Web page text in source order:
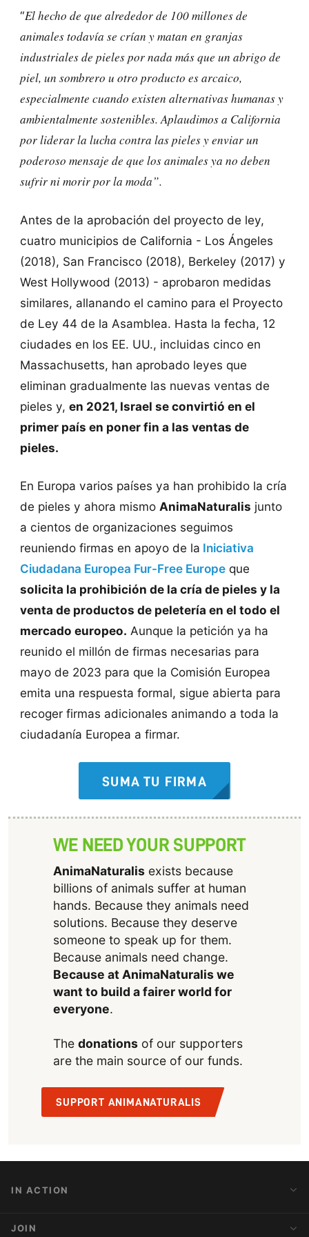
“El hecho de que alrededor de 100 millones de
animales todavía se crían y matan en granjas
industriales de pieles por nada más que un abrigo de
piel, un sombrero u otro producto es arcaico,
especialmente cuando existen alternativas humanas y
ambientalmente sostenibles. Aplaudimos a California
por liderar la lucha contra las pieles y enviar un
poderoso mensaje de que los animales ya no deben
sufrir ni morir por la moda”.
Antes de la aprobación del proyecto de ley,
cuatro municipios de California - Los Ángeles
(2018), San Francisco (2018), Berkeley (2017) y
West Hollywood (2013) - aprobaron medidas
similares, allanando el camino para el Proyecto
de Ley 44 de la Asamblea. Hasta la fecha, 12
ciudades en los EE. UU., incluidas cinco en
Massachusetts, han aprobado leyes que
eliminan gradualmente las nuevas ventas de
pieles y, en 2021, Israel se convirtió en el
primer país en poner fin a las ventas de
pieles.
En Europa varios países ya han prohibido la cría
de pieles y ahora mismo AnimaNaturalis junto
a cientos de organizaciones seguimos
reuniendo firmas en apoyo de la Iniciativa
Ciudadana Europea Fur-Free Europeque
solicita la prohibición de la cría de pieles y la
venta de productos de peletería en el todo el
mercado europeo. Aunque la petición ya ha
reunido el millón de firmas necesarias para
mayo de 2023 para que la Comisión Europea
emita una respuesta formal, sigue abierta para
recoger firmas adicionales animando a toda la
ciudadanía Europea a firmar.
SUMA TU FIRMA
WE NEED YOUR SUPPORT
AnimaNaturalisexists because
billions of animals suffer at human
hands. Because they animals need
solutions. Because they deserve
someone to speak up for them.
Because animals need change.
Because at AnimaNaturalis we
want to build a fairer world for
everyone.
The donationsof our supporters
are the main source of our funds.
SUPPORT ANIMANATURALIS
IN ACTION
Action Alerts
JOIN